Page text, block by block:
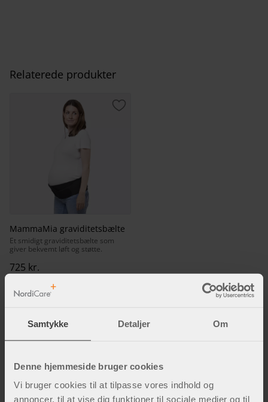
Samtykke Detaljer Om
Denne hjemmeside bruger cookies
Vi bruger cookies til at tilpasse vores indhold og
annoncer, til at vise dig funktioner til sociale medier og til
Relaterede produkter
MammaMia graviditetsbælte
Et smidigt graviditetsbælte som
giver bekvemt løft og støtte.
725 kr.
Gem som favorit
Fakta og inspiration